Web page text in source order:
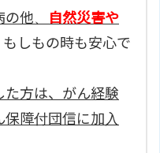
他、
自然災害や
もしもの時も安心で
方は、がん経験
障付団信に加入